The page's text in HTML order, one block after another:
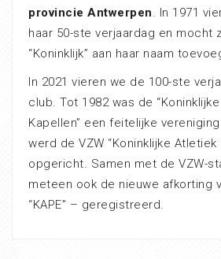
provincie Antwerpen. In 1971
haar 50-ste verjaardag en mocht
“Koninklijk” aan haar naam
In 2021 vieren we de 100-ste
club. Tot 1982 was de
Kapellen” een feitelijke
werd de VZW “Koninklijke Atletiek
opgericht. Samen met de VZW-
meteen ook de nieuwe afkorting
“KAPE” – geregistreerd.